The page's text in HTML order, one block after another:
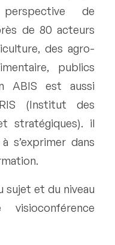
de
de 80 acteurs
des agro-
publics
ABIS est aussi
(Institut des
stratégiques). il
s’exprimer dans
sujet et du niveau